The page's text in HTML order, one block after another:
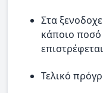
Στα
κάποιο
Τελικό